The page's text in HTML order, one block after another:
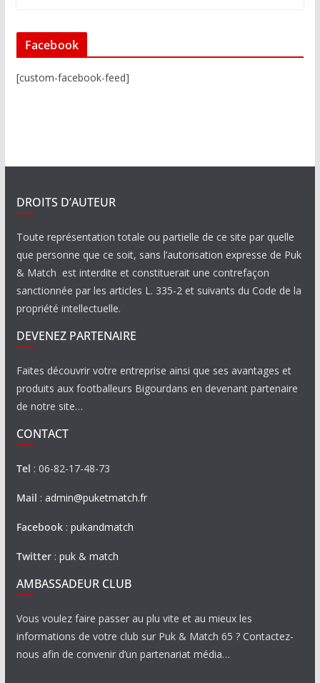
Facebook
[custom-facebook-feed]
DROITS D’AUTEUR
Toute représentation totale ou partielle de ce site par quelle
que personne que ce soit, sans l’autorisation expresse de Puk
& Match est interdite et constituerait une contrefaçon
sanctionnée par les articles L. 335-2 et suivants du Code de la
propriété intellectuelle.
DEVENEZ PARTENAIRE
Faites découvrir votre entreprise ainsi que ses avantages et
produits aux footballeurs Bigourdans en devenant partenaire
de notre site…
CONTACT
Tel : 06-82-17-48-73
Mail : admin@puketmatch.fr
Facebook: pukandmatch
Twitter: puk & match
AMBASSADEUR CLUB
Vous voulez faire passer au plu vite et au mieux les
informations de votre club sur Puk & Match 65 ? Contactez-
nous afin de convenir d’un partenariat média…